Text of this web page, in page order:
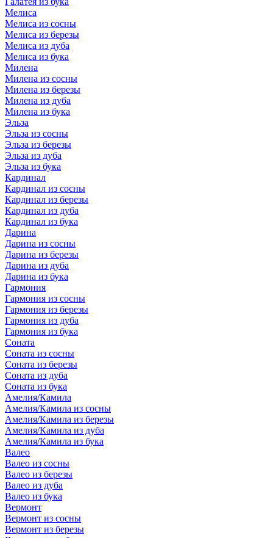
Мелиса
Мелиса из сосны
Мелиса из березы
Мелиса из дуба
Мелиса из бука
Милена
Милена из сосны
Милена из березы
Милена из дуба
Милена из бука
Эльза
Эльза из сосны
Эльза из березы
Эльза из дуба
Эльза из бука
Кардинал
Кардинал из сосны
Кардинал из березы
Кардинал из дуба
Кардинал из бука
Дарина
Дарина из сосны
Дарина из березы
Дарина из дуба
Дарина из бука
Гармония
Гармония из сосны
Гармония из березы
Гармония из дуба
Гармония из бука
Соната
Соната из сосны
Соната из березы
Соната из дуба
Соната из бука
Амелия/Камила
Амелия/Камила из сосны
Амелия/Камила из березы
Амелия/Камила из дуба
Амелия/Камила из бука
Валео
Валео из сосны
Валео из березы
Валео из дуба
Валео из бука
Вермонт
Вермонт из сосны
Вермонт из березы